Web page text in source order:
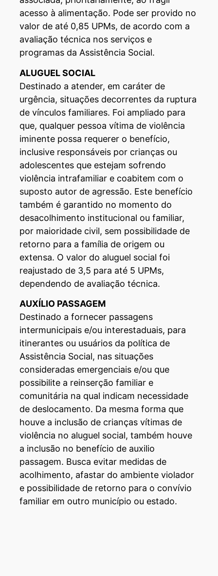
acesso à alimentação. Pode ser provido no
valor de até 0,85 UPMs, de acordo com a
avaliação técnica nos serviços e
programas da Assistência Social.
ALUGUEL SOCIAL
Destinado a atender, em caráter de
urgência, situações decorrentes da ruptura
de vínculos familiares. Foi ampliado para
que, qualquer pessoa vítima de violência
iminente possa requerer o benefício,
inclusive responsáveis por crianças ou
adolescentes que estejam sofrendo
violência intrafamiliar e coabitem com o
suposto autor de agressão. Este benefício
também é garantido no momento do
desacolhimento institucional ou familiar,
por maioridade civil, sem possibilidade de
retorno para a família de origem ou
extensa. O valor do aluguel social foi
reajustado de 3,5 para até 5 UPMs,
dependendo de avaliação técnica.
AUXÍLIO PASSAGEM
Destinado a fornecer passagens
intermunicipais e/ou interestaduais, para
itinerantes ou usuários da política de
Assistência Social, nas situações
consideradas emergenciais e/ou que
possibilite a reinserção familiar e
comunitária na qual indicam necessidade
de deslocamento. Da mesma forma que
houve a inclusão de crianças vítimas de
violência no aluguel social, também houve
a inclusão no benefício de auxilio
passagem. Busca evitar medidas de
acolhimento, afastar do ambiente violador
e possibilidade de retorno para o convívio
familiar em outro município ou estado.